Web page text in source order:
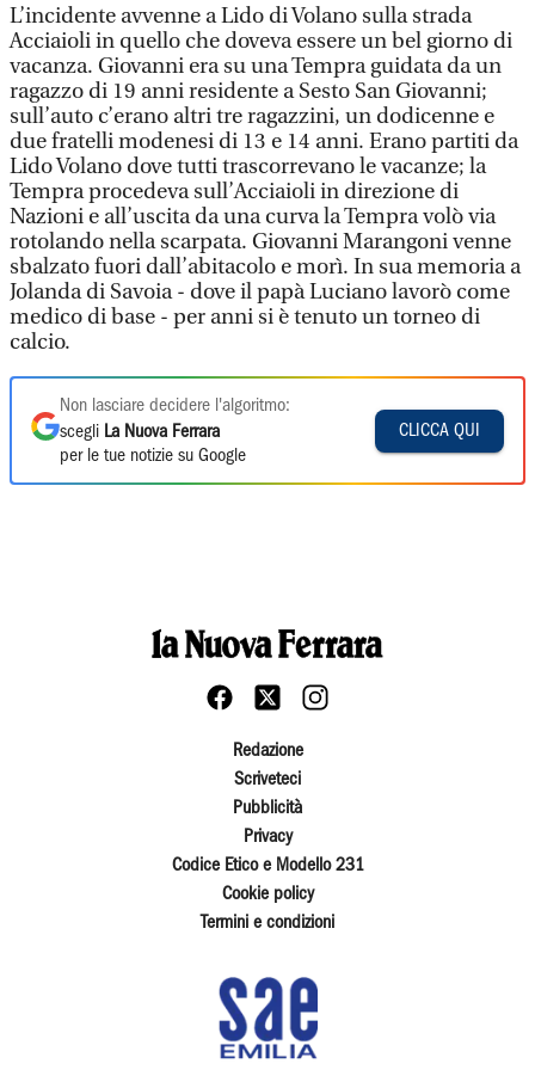
L’incidente avvenne a Lido di Volano sulla strada
Acciaioli in quello che doveva essere un bel giorno di
vacanza. Giovanni era su una Tempra guidata da un
ragazzo di 19 anni residente a Sesto San Giovanni;
sull’auto c’erano altri tre ragazzini, un dodicenne e
due fratelli modenesi di 13 e 14 anni. Erano partiti da
Lido Volano dove tutti trascorrevano le vacanze; la
Tempra procedeva sull’Acciaioli in direzione di
Nazioni e all’uscita da una curva la Tempra volò via
rotolando nella scarpata. Giovanni Marangoni venne
sbalzato fuori dall’abitacolo e morì. In sua memoria a
Jolanda di Savoia - dove il papà Luciano lavorò come
medico di base - per anni si è tenuto un torneo di
calcio.
Non lasciare decidere l'algoritmo:
scegli La Nuova Ferrara
per le tue notizie su Google
CLICCA QUI
Redazione
Scriveteci
Pubblicità
Privacy
Codice Etico e Modello 231
Cookie policy
Termini e condizioni